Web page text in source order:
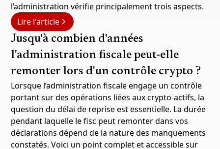
l’administration vérifie principalement trois aspects.
Lire l'article
Jusqu'à combien d'années
l'administration fiscale peut-elle
remonter lors d'un contrôle crypto ?
Lorsque l’administration fiscale engage un contrôle
portant sur des opérations liées aux crypto-actifs, la
question du délai de reprise est essentielle. La durée
pendant laquelle le fisc peut remonter dans vos
déclarations dépend de la nature des manquements
constatés. Voici un point complet et accessible sur